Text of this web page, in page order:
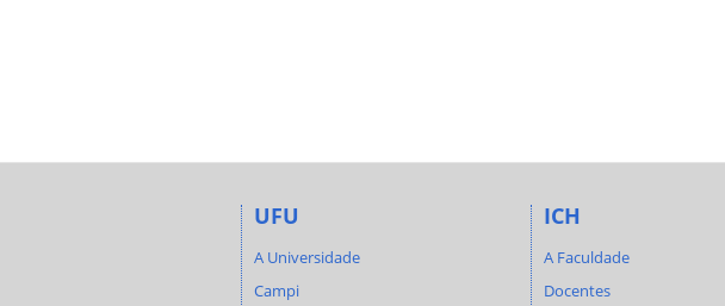
UFU
A Universidade
Campi
ICH
A Faculdade
Docentes